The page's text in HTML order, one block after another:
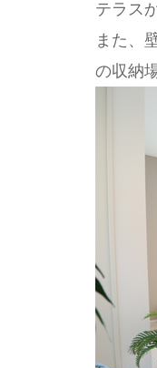
テラス
また、
の収納